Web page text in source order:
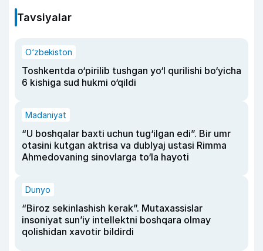
Tavsiyalar
O‘zbekiston
Toshkentda o‘pirilib tushgan yo‘l qurilishi bo‘yicha
6 kishiga sud hukmi o‘qildi
Madaniyat
“U boshqalar baxti uchun tug‘ilgan edi”. Bir umr
otasini kutgan aktrisa va dublyaj ustasi Rimma
Ahmedovaning sinovlarga to‘la hayoti
Dunyo
“Biroz sekinlashish kerak”. Mutaxassislar
insoniyat sun’iy intellektni boshqara olmay
qolishidan xavotir bildirdi